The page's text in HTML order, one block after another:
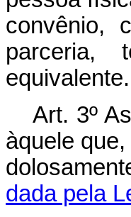
convênio,
parceria,
Art. 3º
àquele
dada pela